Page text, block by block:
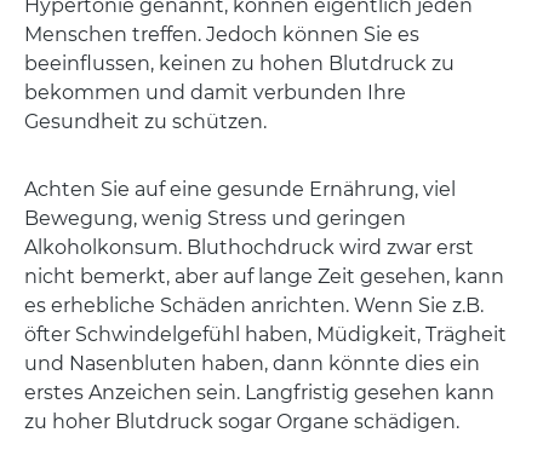
Hypertonie genannt, können eigentlich jeden
Menschen treffen. Jedoch können Sie es
beeinflussen, keinen zu hohen Blutdruck zu
bekommen und damit verbunden Ihre
Gesundheit zu schützen.
Achten Sie auf eine gesunde Ernährung, viel
Bewegung, wenig Stress und geringen
Alkoholkonsum. Bluthochdruck wird zwar erst
nicht bemerkt, aber auf lange Zeit gesehen, kann
es erhebliche Schäden anrichten. Wenn Sie z.B.
öfter Schwindelgefühl haben, Müdigkeit, Trägheit
und Nasenbluten haben, dann könnte dies ein
erstes Anzeichen sein. Langfristig gesehen kann
zu hoher Blutdruck sogar Organe schädigen.